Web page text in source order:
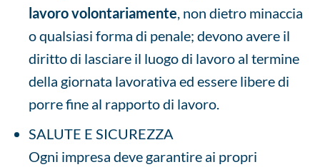
lavoro volontariamente, non dietro minaccia
o qualsiasi forma di penale; devono avere il
diritto di lasciare il luogo di lavoro al termine
della giornata lavorativa ed essere libere di
porre fine al rapporto di lavoro.
SALUTE E SICUREZZA
Ogni impresa deve garantire ai propri